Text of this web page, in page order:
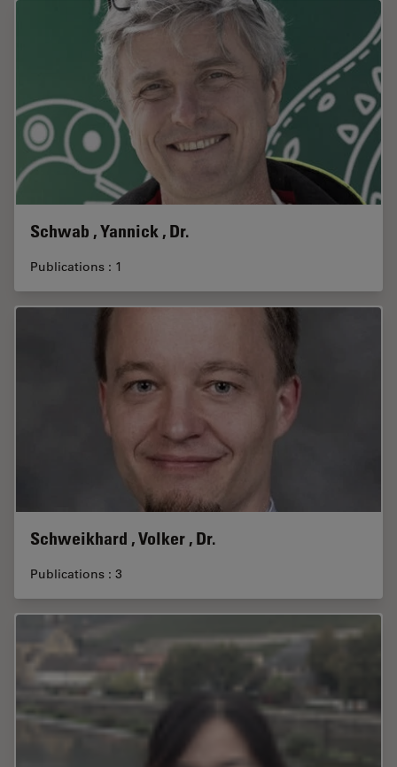
Schwab , Yannick , Dr.
Publications : 1
Schweikhard , Volker , Dr.
Publications : 3